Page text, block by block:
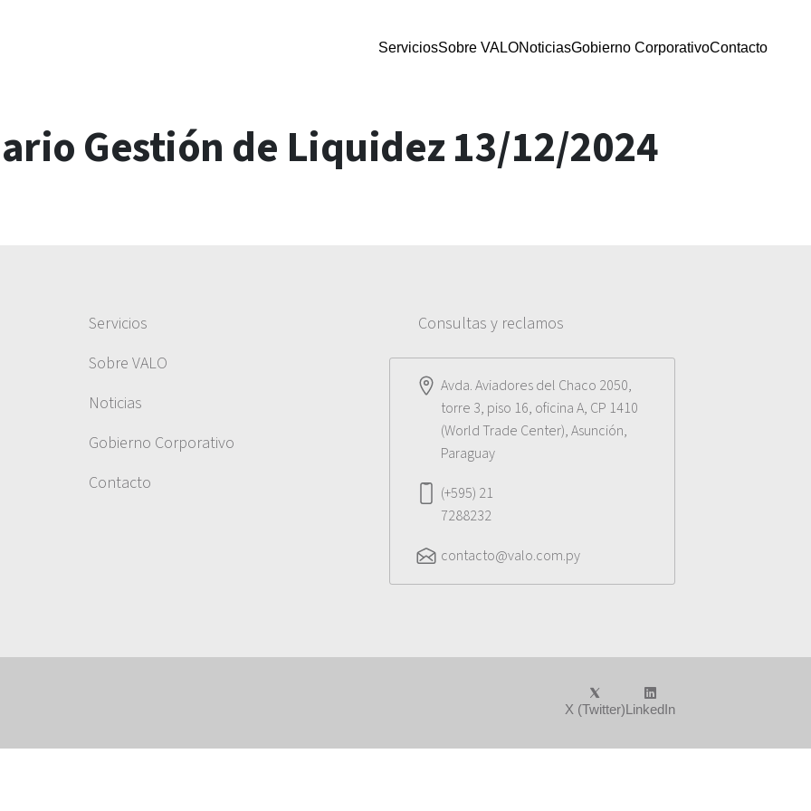
ServiciosSobre VALONoticiasGobierno CorporativoContacto
Gestión de Liquidez 13/12/2024
Servicios
Sobre VALO
Noticias
Gobierno Corporativo
Contacto
Consultas y reclamos
Avda. Aviadores del Chaco 2050,
torre 3, piso 16, oficina A, CP 1410
(World Trade Center), Asunción,
Paraguay
(+595) 21
7288232
contacto@valo.com.py
X (Twitter)LinkedIn